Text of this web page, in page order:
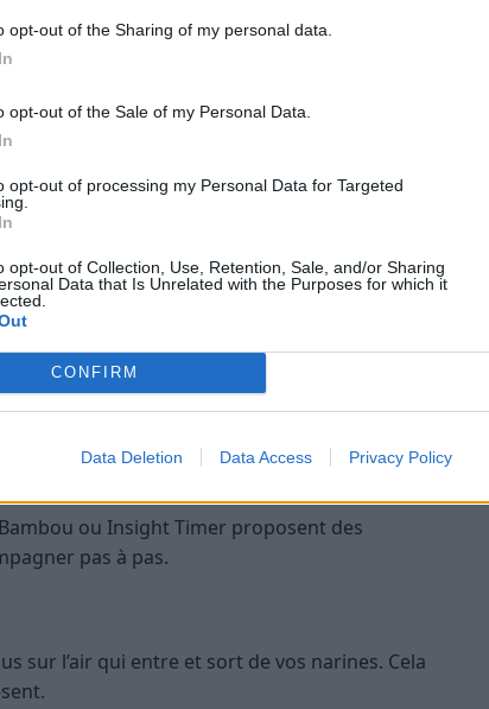
opt-out of the Sharing of my personal data.
opt-out of the Sale of my Personal Data.
opt-out of processing my Personal Data for Targeted
opt-out of Collection, Use, Retention, Sale, and/or Sharing
Data that Is Unrelated with the Purposes for which it
CONFIRM
Data Deletion Data Access Privacy Policy
est idéal pour méditer. Cela peut être
en pleine nature.
ou même allongé si vous préférez. L’essentiel est
pour faciliter la respiration.
“me détendre” ou plus profonde comme
séances
ou Insight Timer proposent des
pas à pas.
sur l’air qui entre et sort de vos narines. Cela